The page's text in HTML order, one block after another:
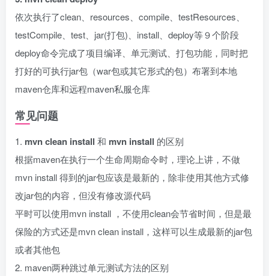
依次执行了clean、resources、compile、testResources、
testCompile、test、jar(打包)、install、deploy等９个阶段
deploy命令完成了项目编译、单元测试、打包功能，同时把
打好的可执行jar包（war包或其它形式的包）布署到本地
maven仓库和远程maven私服仓库
常见问题
1. mvn clean install 和 mvn install 的区别
根据maven在执行一个生命周期命令时，理论上讲，不做
mvn install 得到的jar包应该是最新的，除非使用其他方式修
改jar包的内容，但没有修改源代码
平时可以使用mvn install ，不使用clean会节省时间，但是最
保险的方式还是mvn clean install，这样可以生成最新的jar包
或者其他包
2. maven两种跳过单元测试方法的区别